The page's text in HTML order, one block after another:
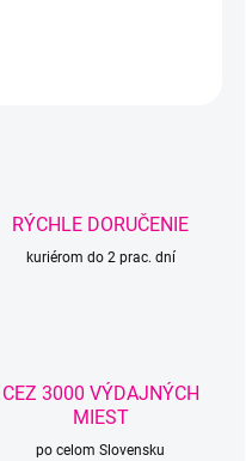
RÝCHLE DORUČENIE
kuriérom do 2 prac. dní
CEZ 3000 VÝDAJNÝCH
MIEST
po celom Slovensku